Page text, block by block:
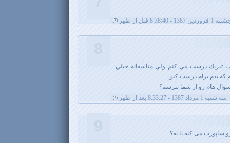
1387 - 8:38:40 قبل از ظهر
تبريك درست مي كنم ولي متاسفانه خيلي
كه بدم برام درست كنن.
هام رو از شما بپرسم؟
سه شنبه 1 مرداد 1387 - 8:33:27 بعد از ظهر
ساپورت می کنه یا نه؟